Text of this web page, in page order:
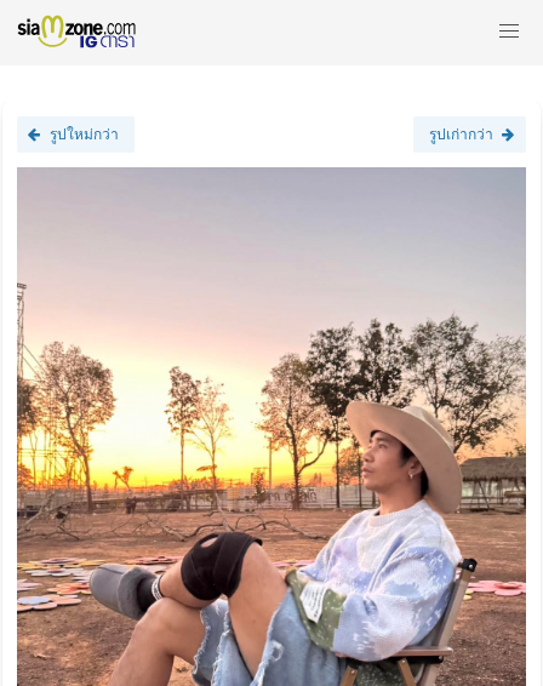
รูปใหม่กว่า รูปเก่ากว่า